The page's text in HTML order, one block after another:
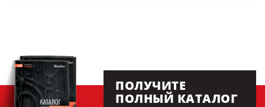
ПОЛУЧИТЕ
ПОЛНЫЙ КАТАЛОГ